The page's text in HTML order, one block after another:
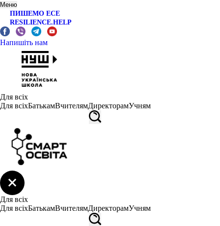
Меню
ПИШЕМО ЕСЕ
RESILIENCE.HELP
Напишіть нам
Для всіх
Для всіхБатькамВчителямДиректорамУчням
Для всіх
Для всіхБатькамВчителямДиректорамУчням